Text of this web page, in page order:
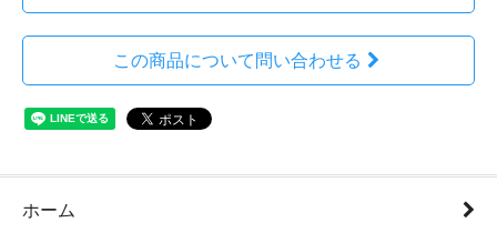
この商品について問い合わせる
ホーム